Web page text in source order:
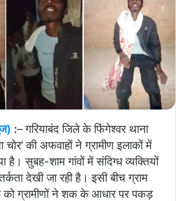
:– गरियाबंद जिले के फिंगेश्वर थाना
चोर’ की अफवाहों ने ग्रामीण इलाकों में
है। सुबह-शाम गांवों में संदिग्ध व्यक्तियों
देखी जा रही है। इसी बीच ग्राम
को ग्रामीणों ने शक के आधार पर पकड़